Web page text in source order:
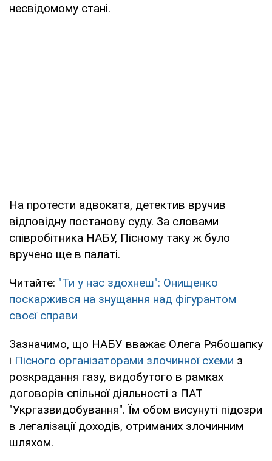
несвідомому стані.
На протести адвоката, детектив вручив
відповідну постанову суду. За словами
співробітника НАБУ, Пісному таку ж було
вручено ще в палаті.
Читайте: "Ти у нас здохнеш": Онищенко
поскаржився на знущання над фігурантом
своєї справи
Зазначимо, що НАБУ вважає Олега Рябошапку
і Пісного організаторами злочинної схеми з
розкрадання газу, видобутого в рамках
договорів спільної діяльності з ПАТ
"Укргазвидобування". Їм обом висунуті підозри
в легалізації доходів, отриманих злочинним
шляхом.